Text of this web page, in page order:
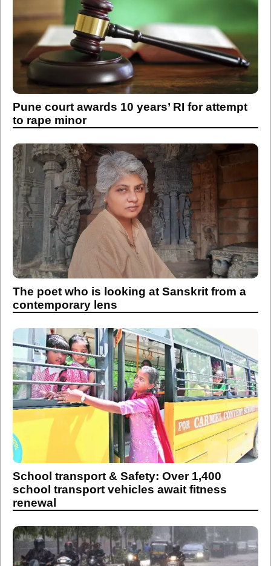
Pune court awards 10 years’ RI for attempt
to rape minor
The poet who is looking at Sanskrit from a
contemporary lens
School transport & Safety: Over 1,400
school transport vehicles await fitness
renewal